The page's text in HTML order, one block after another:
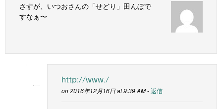
さすが、いつおさんの「せどり」田んぼで
すなぁ〜
http://www./
on 2016年12月16日 at 9:39 AM -返信